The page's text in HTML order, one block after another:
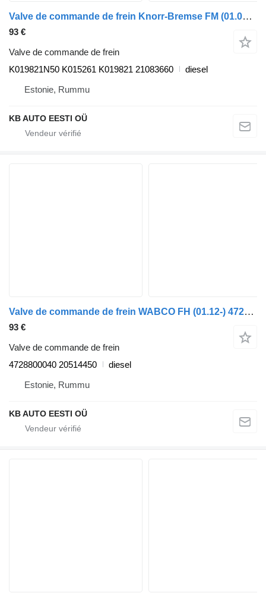
Valve de commande de frein Knorr-Bremse FM (01.05-) K019821N50 pour camion Volvo FM7-FM12, FM, FMX (1998-2014)
93 €
Valve de commande de frein
K019821N50 K015261 K019821 21083660
diesel
Estonie, Rummu
KB AUTO EESTI OÜ
Valve de commande de frein WABCO FH (01.12-) 4728800040 pour camion Volvo FH, FM, FMX-4 series (2013-)
93 €
Valve de commande de frein
4728800040 20514450
diesel
Estonie, Rummu
KB AUTO EESTI OÜ